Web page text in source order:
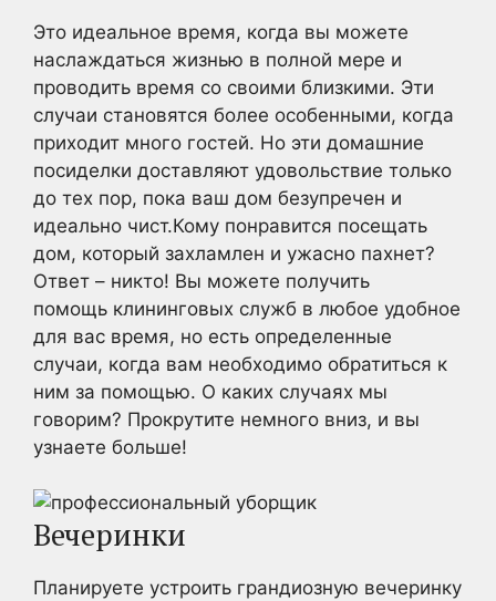
Это идеальное время, когда вы можете
наслаждаться жизнью в полной мере и
проводить время со своими близкими. Эти
случаи становятся более особенными, когда
приходит много гостей. Но эти домашние
посиделки доставляют удовольствие только
до тех пор, пока ваш дом безупречен и
идеально чист.Кому понравится посещать
дом, который захламлен и ужасно пахнет?
Ответ – никто! Вы можете получить
помощь клининговых служб в любое удобное
для вас время, но есть определенные
случаи, когда вам необходимо обратиться к
ним за помощью. О каких случаях мы
говорим? Прокрутите немного вниз, и вы
узнаете больше!
Вечеринки
Планируете устроить грандиозную вечеринку